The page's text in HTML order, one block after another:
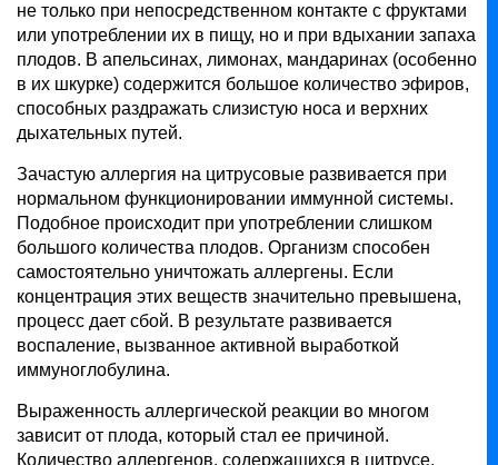
не только при непосредственном контакте с фруктами
или употреблении их в пищу, но и при вдыхании запаха
плодов. В апельсинах, лимонах, мандаринах (особенно
в их шкурке) содержится большое количество эфиров,
способных раздражать слизистую носа и верхних
дыхательных путей.
Зачастую аллергия на цитрусовые развивается при
нормальном функционировании иммунной системы.
Подобное происходит при употреблении слишком
большого количества плодов. Организм способен
самостоятельно уничтожать аллергены. Если
концентрация этих веществ значительно превышена,
процесс дает сбой. В результате развивается
воспаление, вызванное активной выработкой
иммуноглобулина.
Выраженность аллергической реакции во многом
зависит от плода, который стал ее причиной.
Количество аллергенов, содержащихся в цитрусе,